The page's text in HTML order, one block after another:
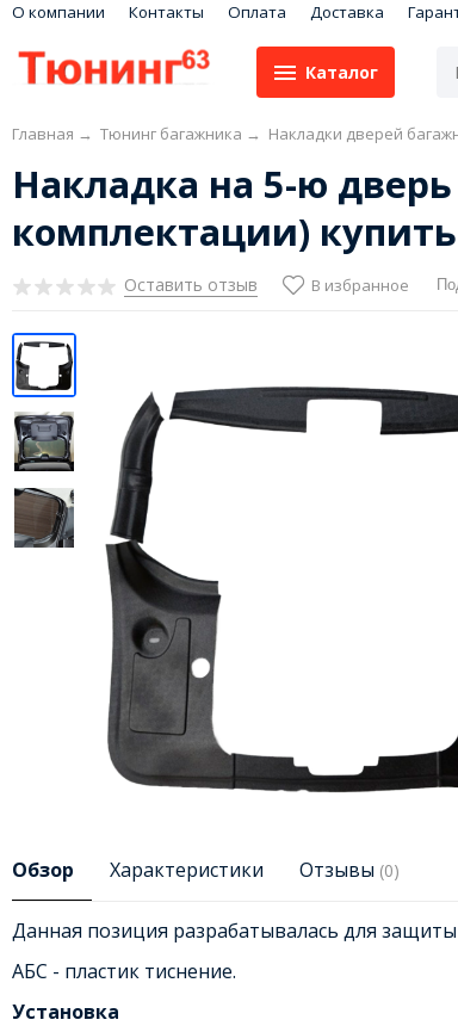
О компании Контакты Оплата Доставка
Каталог
Главная → Тюнинг багажника → Накладки дверей
Накладка на 5-ю
комплектации)
Оставить отзыв В избранное
Обзор Характеристики Отзывы (0)
Данная позиция разрабатывалась для
АБС - пластик тиснение.
Установка